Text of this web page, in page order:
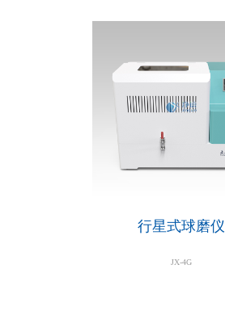
行星式球磨仪
JX-4G